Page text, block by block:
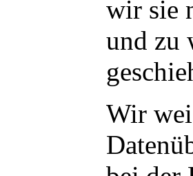
wir sie
und zu
Wir